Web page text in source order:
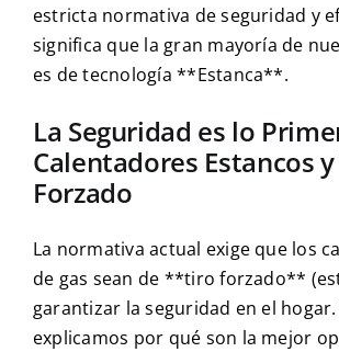
estricta normativa de seguridad y
significa que la gran mayoría de
es de tecnología **Estanca**.
La Seguridad es lo
Calentadores Estancos
Forzado
La normativa actual exige que los
de gas sean de **tiro forzado**
garantizar la seguridad en el hogar.
explicamos por qué son la mejor